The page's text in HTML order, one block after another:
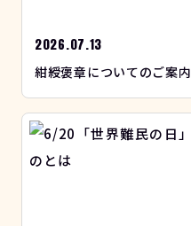
2026.07.13
紺綬褒章についてのご案内